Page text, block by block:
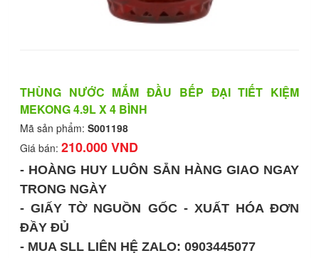
THÙNG NƯỚC MẮM ĐẦU BẾP ĐẠI TIẾT KIỆM
MEKONG 4.9L X 4 BÌNH
Mã sản phẩm: S001198
Giá bán: 210.000 VND
- HOÀNG HUY LUÔN SẴN HÀNG GIAO NGAY
TRONG NGÀY
- GIẤY TỜ NGUỒN GỐC - XUẤT HÓA ĐƠN
ĐẦY ĐỦ
- MUA SLL LIÊN HỆ ZALO: 0903445077